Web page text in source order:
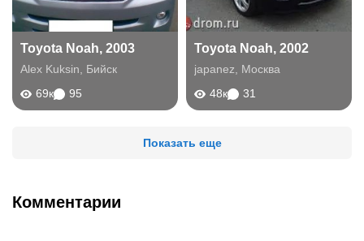
Toyota Noah, 2003
Alex Kuksin
Бийск
69к
95
Toyota Noah, 2002
japanez
Москва
48к
31
Показать еще
Комментарии